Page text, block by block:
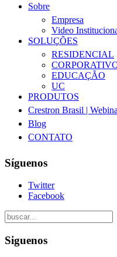
Sobre
Empresa
Video
SOLUÇÕES
RESIDENCIAL
EDUCAÇÃO
UC
PRODUTOS
Crestron Brasil |
Blog
CONTATO
Síguenos
Twitter
Facebook
Siguenos